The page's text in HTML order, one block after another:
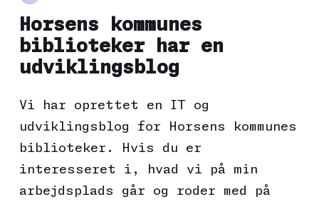
Horsens kommunes
biblioteker har en
udviklingsblog
Vi har oprettet en IT og
udviklingsblog for Horsens kommunes
biblioteker. Hvis du er
interesseret i, hvad vi på min
arbejdsplads går og roder med på